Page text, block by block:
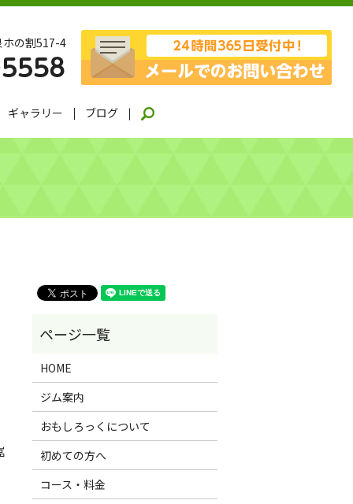
の割517-4
ギャラリー ブログ
HOME
ジム案内
おもしろっくについて
初めての方へ
コース・料金